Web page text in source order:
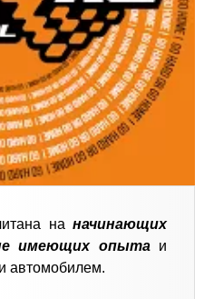
на начинающих
имеющих опытаи
автомобилем.